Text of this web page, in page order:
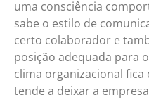
uma consciência
sabe o estilo de
certo colaborador e
posição adequada para
clima organizacional
tende a deixar a